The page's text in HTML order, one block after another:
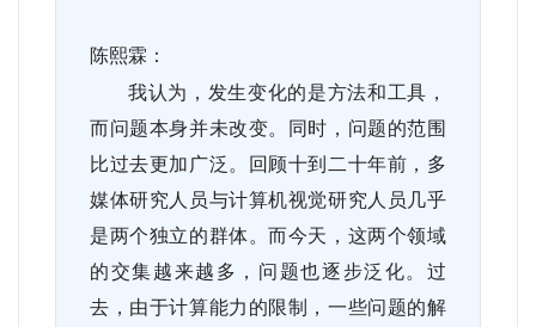
陈熙霖：
我认为，发生变化的是方法和工具，
而问题本身并未改变。同时，问题的范围
比过去更加广泛。回顾十到二十年前，多
媒体研究人员与计算机视觉研究人员几乎
是两个独立的群体。而今天，这两个领域
的交集越来越多，问题也逐步泛化。过
去，由于计算能力的限制，一些问题的解